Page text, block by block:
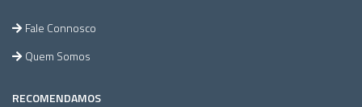
Fale Connosco
Quem Somos
RECOMENDAMOS